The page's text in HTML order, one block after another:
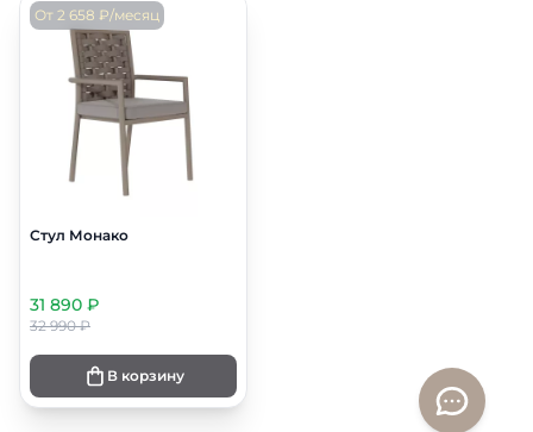
От 2 658 ₽/месяц
Стул Монако
31 890 ₽
32 990 ₽
В корзину